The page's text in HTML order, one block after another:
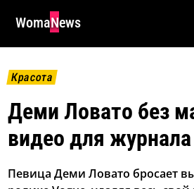
WomaNews
Красота
Деми Ловато без
видео для
Певица Деми Ловато бросает